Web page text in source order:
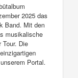
2025 das
Band. Mit den
musikalische
Tour. Die
Portal.